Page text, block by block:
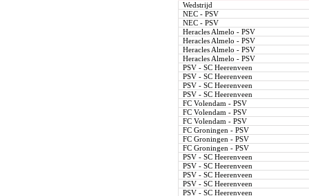
Wedstrijd
NEC - PSV
NEC - PSV
Heracles Almelo - PSV
Heracles Almelo - PSV
Heracles Almelo - PSV
Heracles Almelo - PSV
PSV - SC Heerenveen
PSV - SC Heerenveen
PSV - SC Heerenveen
PSV - SC Heerenveen
FC Volendam - PSV
FC Volendam - PSV
FC Volendam - PSV
FC Groningen - PSV
FC Groningen - PSV
FC Groningen - PSV
PSV - SC Heerenveen
PSV - SC Heerenveen
PSV - SC Heerenveen
PSV - SC Heerenveen
PSV - SC Heerenveen